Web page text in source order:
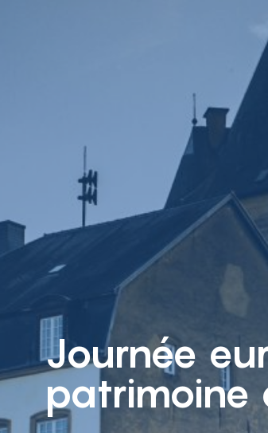
Journée
patrimoine